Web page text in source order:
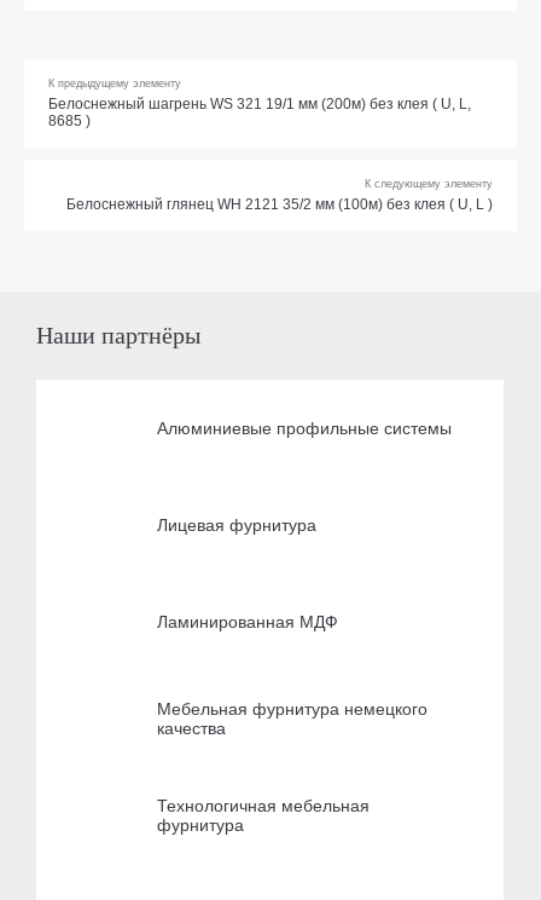
К предыдущему элементу
Белоснежный шагрень WS 321 19/1 мм (200м) без клея ( U, L,
8685 )
К следующему элементу
Белоснежный глянец WH 2121 35/2 мм (100м) без клея ( U, L )
Наши партнёры
Алюминиевые профильные системы
Лицевая фурнитура
Ламинированная МДФ
Мебельная фурнитура немецкого
качества
Технологичная мебельная
фурнитура